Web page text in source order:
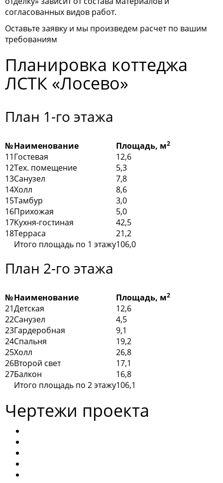
согласованных видов работ.
Оставьте заявку и мы произведем расчет по вашим
требованиям
Планировка коттеджа
ЛСТК «Лосево»
План 1-го этажа
№Наименование Площадь, м2
11Гостевая
12,6
12Тех. помещение
5,3
13Санузел
7,8
14Холл
8,6
15Тамбур
3,0
16Прихожая
5,0
17Кухня-гостиная
42,5
18Терраса
21,2
Итого площадь по 1 этажу106,0
План 2-го этажа
№Наименование Площадь, м2
21Детская
12,6
22Санузел
4,5
23Гардеробная
9,1
24Спальня
19,2
25Холл
26,8
26Второй свет
17,1
27Балкон
16,8
Итого площадь по 2 этажу106,1
Чертежи проекта